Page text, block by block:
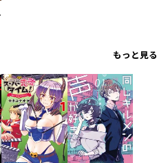
版】
もっと見る